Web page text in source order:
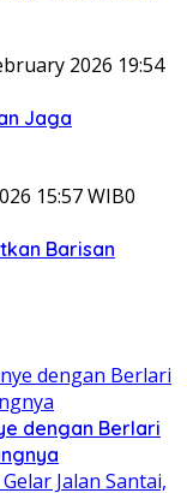
2026 19:54
Jaga
15:57 WIB0
Barisan
dengan Berlari